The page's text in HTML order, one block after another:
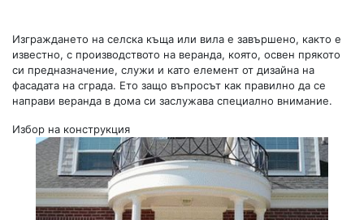
Изграждането на селска къща или вила е завършено, както е
известно, с производството на веранда, която, освен прякото
си предназначение, служи и като елемент от дизайна на
фасадата на сграда. Ето защо въпросът как правилно да се
направи веранда в дома си заслужава специално внимание.
Избор на конструкция